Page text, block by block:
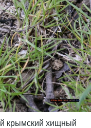
крымский хищный